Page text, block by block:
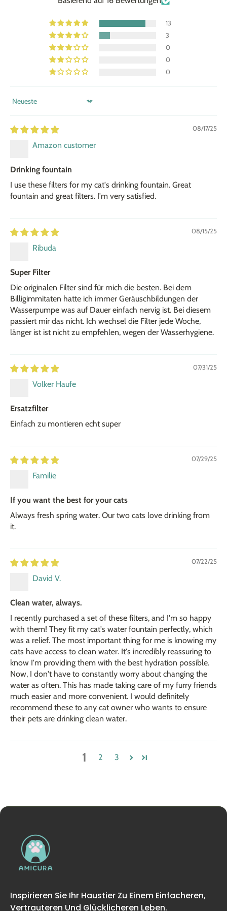
13
3
0
0
0
Sort by
08/17/25
Amazon customer
Drinking fountain
I use these filters for my cat's drinking fountain. Great
fountain and great filters. I'm very satisfied.
08/15/25
Ribuda
Super Filter
Die originalen Filter sind für mich die besten. Bei dem
Billigimmitaten hatte ich immer Geräuschbildungen der
Wasserpumpe was auf Dauer einfach nervig ist. Bei diesem
passiert mir das nicht. Ich wechsel die Filter jede Woche,
länger ist ist nicht zu empfehlen, wegen der Wasserhygiene.
07/31/25
Volker Haufe
Ersatzfilter
Einfach zu montieren echt super
07/29/25
Familie
If you want the best for your cats
Always fresh spring water. Our two cats love drinking from
it.
07/22/25
David V.
Clean water, always.
I recently purchased a set of these filters, and I'm so happy
with them! They fit my cat's water fountain perfectly, which
was a relief. The most important thing for me is knowing my
cats have access to clean water. It's incredibly reassuring to
know I'm providing them with the best hydration possible.
Now, I don't have to constantly worry about changing the
water as often. This has made taking care of my furry friends
much easier and more convenient. I would definitely
recommend these to any cat owner who wants to ensure
their pets are drinking clean water.
1 2 3
Inspirieren Sie Ihr Haustier Zu Einem Einfacheren,
Vertrauteren Und Glücklicheren Leben.